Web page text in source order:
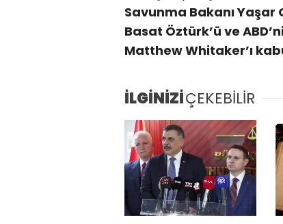
Savunma Bakanı Yaşar
Basat Öztürk’ü ve
Matthew Whitaker’ı
İLGİNİZİÇEKEBİLİR